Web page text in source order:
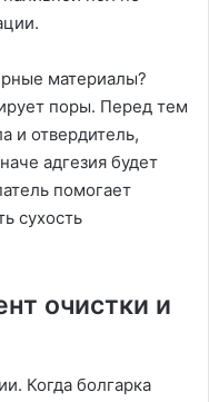
материалы?
поры. Перед тем
и отвердитель,
адгезия будет
помогает
сухость
очистки и
Когда болгарка